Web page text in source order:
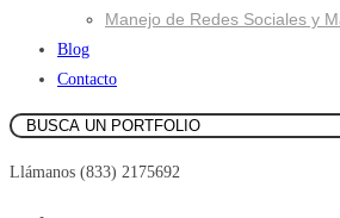
Manejo de Redes Sociales y
Blog
Contacto
Llámanos (833) 2175692